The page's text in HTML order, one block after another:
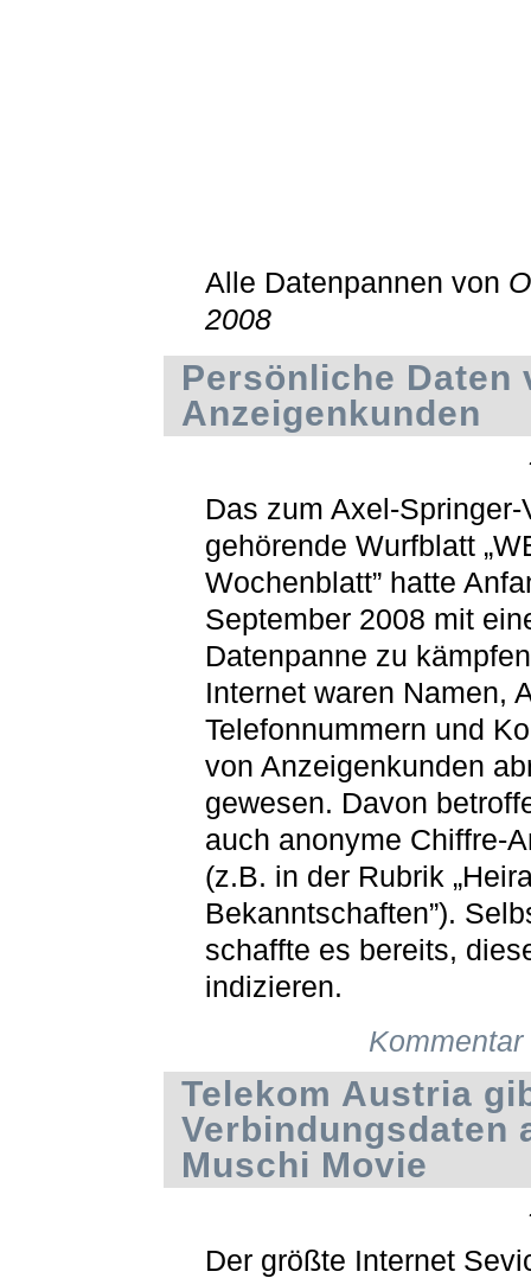
Alle Datenpannen von
2008
Persönliche Daten
Anzeigenkunden
Das zum Axel-Springer-
gehörende Wurfblatt
Wochenblatt” hatte
September 2008 mit
Datenpanne zu
Internet waren Namen,
Telefonnummern und
von Anzeigenkunden
gewesen. Davon
auch anonyme Chiffre-
(z.B. in der Rubrik
Bekanntschaften”).
schaffte es bereits,
indizieren.
Telekom Austria
Verbindungsdaten
Muschi Movie
Der größte Internet